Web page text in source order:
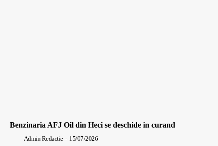
Benzinaria AFJ Oil din Heci se deschide in curand
Admin Redactie - 15/07/2026